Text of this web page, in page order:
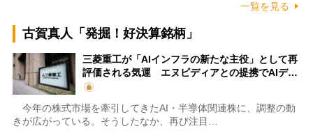
一覧を見る
古賀真人「発掘！好決算銘柄」
三菱重工が「AIインフラの新たな主役」として再
評価される気運 エヌビディアとの提携でAIデ…
今年の株式市場を牽引してきたAI・半導体関連株に、調整の動
きが広がっている。そうしたなか、再び注目…